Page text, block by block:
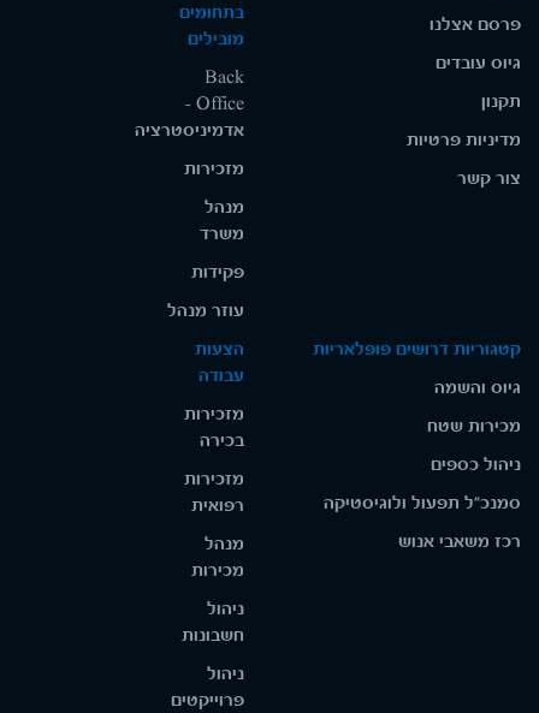
פרסם אצלנו
גיוס עובדים
תקנון
מדיניות פרטיות
צור קשר
בתחומים
מובילים
Back
Office -
אדמיניסטרציה
מזכירות
מנהל
משרד
פקידות
עוזר מנהל
קטגוריות דרושים פופלאריות
גיוס והשמה
מכירות שטח
ניהול כספים
סמנכ"ל תפעול ולוגיסטיקה
רכז משאבי אנוש
הצעות
עבודה
מזכירות
בכירה
מזכירות
רפואית
מנהל
מכירות
ניהול
חשבונות
ניהול
פרוייקטים